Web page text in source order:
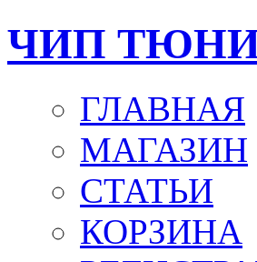
ЧИП
ГЛАВНАЯ
МАГАЗИН
СТАТЬИ
КОРЗИНА